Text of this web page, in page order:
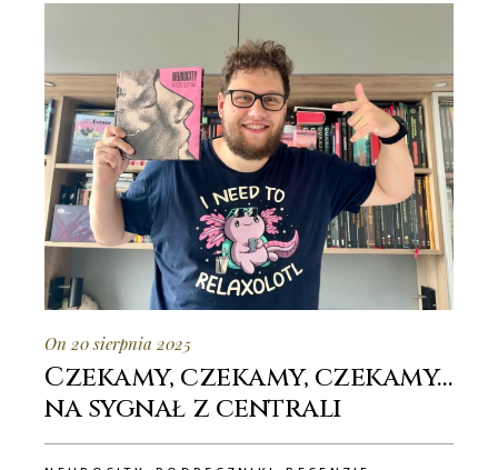
On 20 sierpnia 2025
Czekamy, czekamy, czekamy…
na sygnał z centrali